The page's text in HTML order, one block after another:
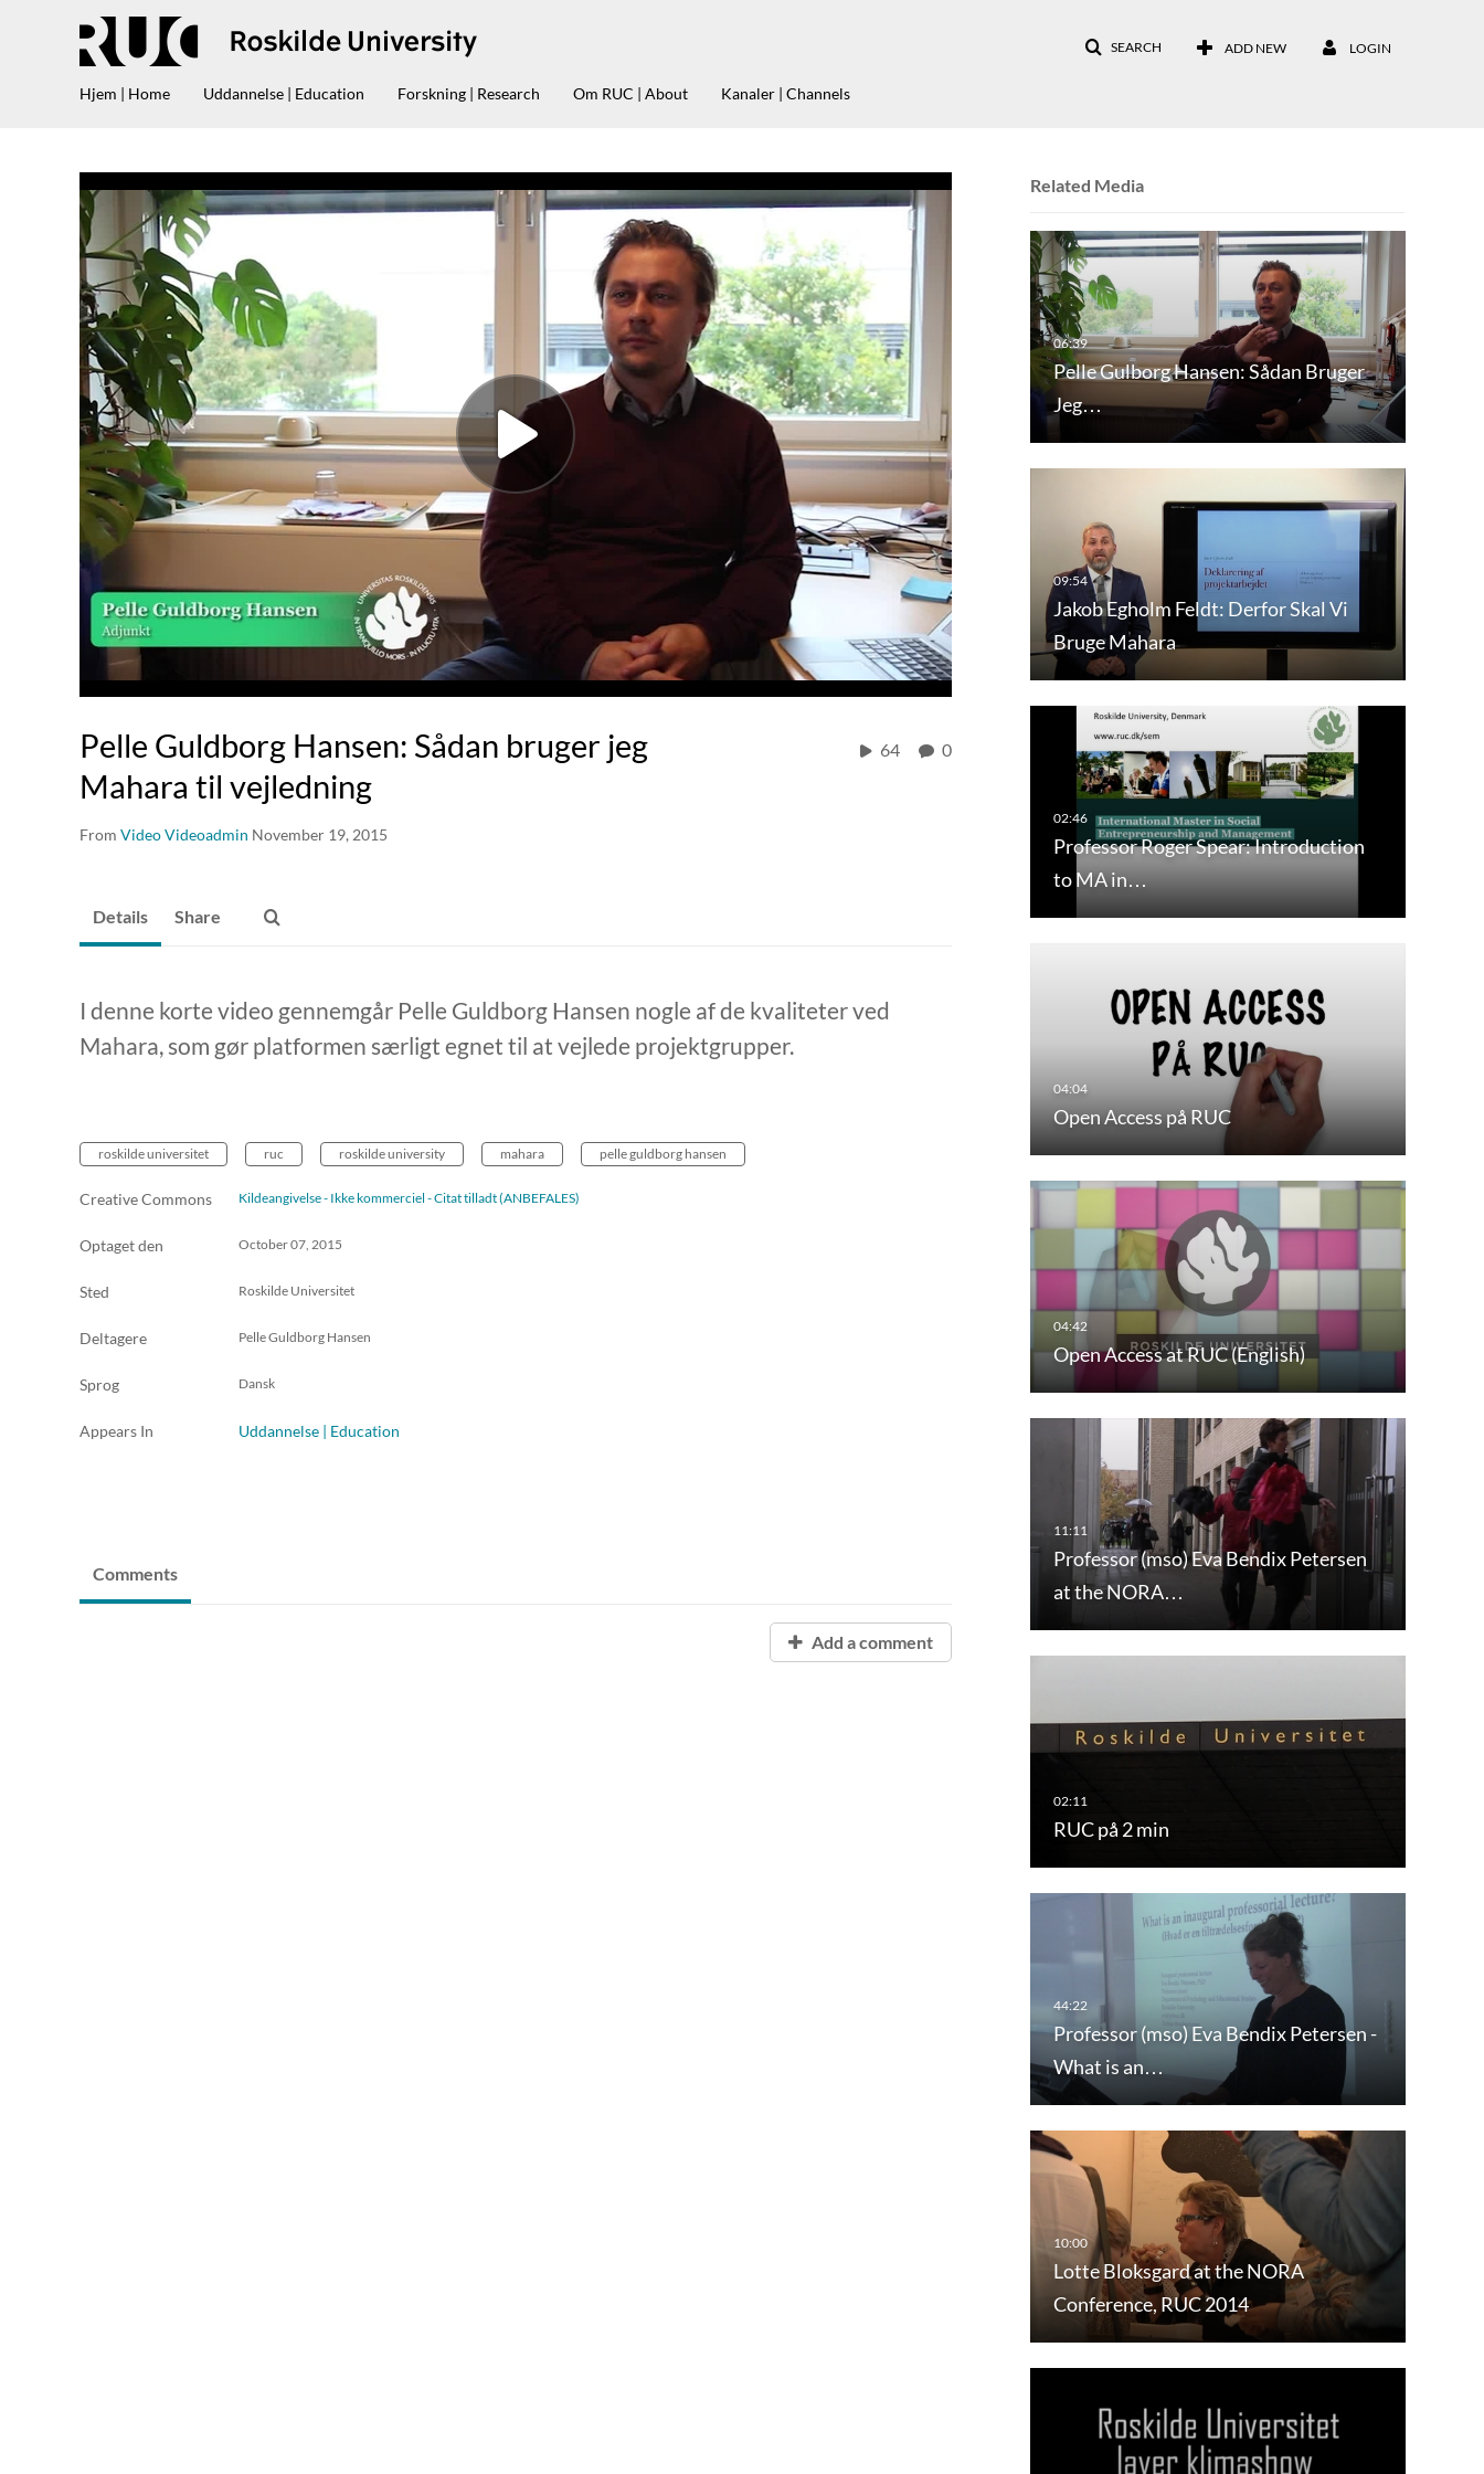
SEARCH ADD NEW LOGIN
Hjem | Home Uddannelse | Education Forskning | Research Om RUC | About Kanaler | Channels
Pelle Guldborg Hansen: Sådan bruger jeg
Mahara til vejledning
From Video Videoadmin November 19, 2015
64 0
Related Media
Pelle Gulborg Hansen: Sådan Bruger
Jeg…
Jakob Egholm Feldt: Derfor Skal Vi
Bruge Mahara
Professor Roger Spear: Introduction
to MA in…
Open Access på RUC
Open Access at RUC (English)
Professor (mso) Eva Bendix Petersen
at the NORA…
RUC på 2 min
Professor (mso) Eva Bendix Petersen -
What is an…
Lotte Bloksgard at the NORA
Conference, RUC 2014
Details Share
I denne korte video gennemgår Pelle Guldborg Hansen nogle af de kvaliteter ved
Mahara, som gør platformen særligt egnet til at vejlede projektgrupper.
roskilde universitet ruc roskilde university mahara pelle guldborg hansen
Creative Commons Kildeangivelse - Ikke kommerciel - Citat tilladt (ANBEFALES)
Optaget den October 07, 2015
Sted Roskilde Universitet
Deltagere Pelle Guldborg Hansen
Sprog Dansk
Appears In Uddannelse | Education
Comments
Add a comment